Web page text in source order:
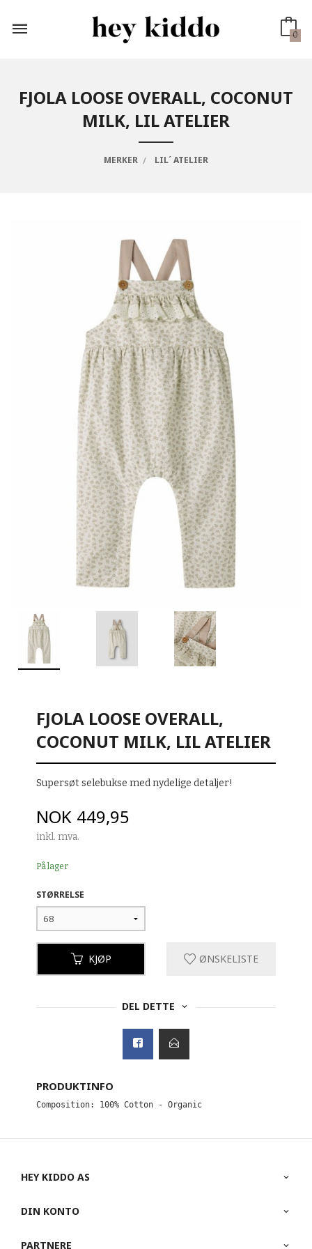
innholdet
0
FJOLA LOOSE OVERALL, COCONUT
MILK, LIL ATELIER
MERKER LIL´ ATELIER
FJOLA LOOSE OVERALL,
COCONUT MILK, LIL ATELIER
Supersøt selebukse med nydelige detaljer!
Pris
NOK 449,95
inkl. mva.
På lager
STØRRELSE
KJØP ØNSKELISTE
DEL DETTE
PRODUKTINFO
Composition: 100% Cotton - Organic
HEY KIDDO AS
DIN KONTO
PARTNERE